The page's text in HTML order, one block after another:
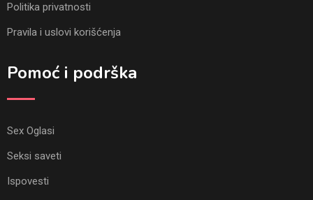
Politika privatnosti
Pravila i uslovi korišćenja
Pomoć i podrška
Sex Oglasi
Seksi saveti
Ispovesti